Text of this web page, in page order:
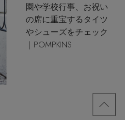
園や学校行事、お祝い
の席に重宝するタイツ
やシューズをチェック
｜POMPKINS